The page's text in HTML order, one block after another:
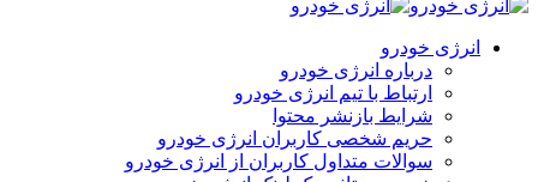
انرژی خودرو
درباره انرژی خودرو
ارتباط با تیم انرژی خودرو
شرایط بازنشر محتوا
حریم شخصی کاربران انرژی خودرو
سوالات متداول کاربران از انرژی خودرو